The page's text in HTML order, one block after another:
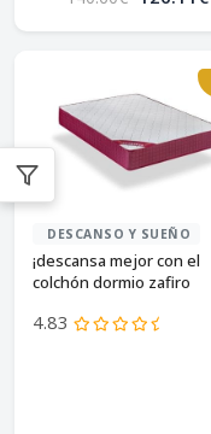
DESCANSO Y SUEÑO
¡descansa mejor con el
colchón dormio zafiro
4.83